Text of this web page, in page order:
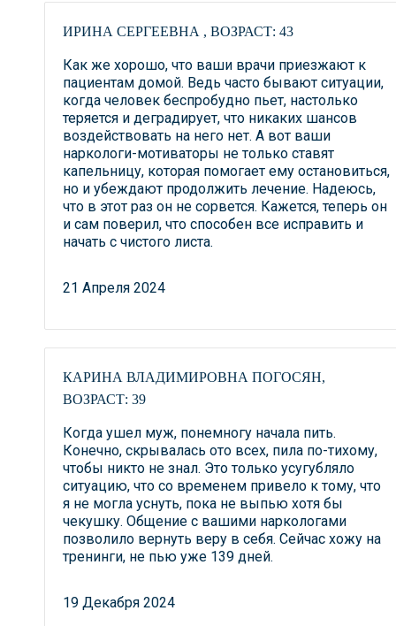
ИРИНА СЕРГЕЕВНА , ВОЗРАСТ: 43
Как же хорошо, что ваши врачи приезжают к
пациентам домой. Ведь часто бывают ситуации,
когда человек беспробудно пьет, настолько
теряется и деградирует, что никаких шансов
воздействовать на него нет. А вот ваши
наркологи-мотиваторы не только ставят
капельницу, которая помогает ему остановиться,
но и убеждают продолжить лечение. Надеюсь,
что в этот раз он не сорвется. Кажется, теперь он
и сам поверил, что способен все исправить и
начать с чистого листа.
21 Апреля 2024
КАРИНА ВЛАДИМИРОВНА ПОГОСЯН,
ВОЗРАСТ: 39
Когда ушел муж, понемногу начала пить.
Конечно, скрывалась ото всех, пила по-тихому,
чтобы никто не знал. Это только усугубляло
ситуацию, что со временем привело к тому, что
я не могла уснуть, пока не выпью хотя бы
чекушку. Общение с вашими наркологами
позволило вернуть веру в себя. Сейчас хожу на
тренинги, не пью уже 139 дней.
19 Декабря 2024